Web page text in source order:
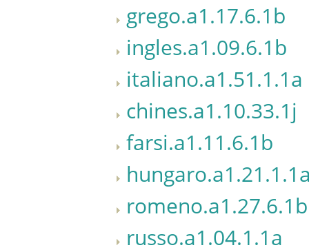
grego.a1.17.6.1b
ingles.a1.09.6.1b
italiano.a1.51.1.1a
chines.a1.10.33.1j
farsi.a1.11.6.1b
romeno.a1.27.6.1b
russo.a1.04.1.1a